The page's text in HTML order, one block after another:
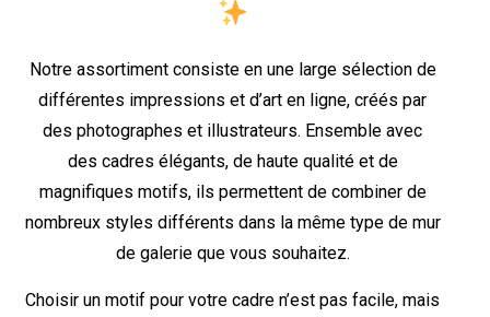
Notre assortiment consiste en une large sélection de
différentes impressions et d’art en ligne, créés par
des photographes et illustrateurs. Ensemble avec
des cadres élégants, de haute qualité et de
magnifiques motifs, ils permettent de combiner de
nombreux styles différents dans la même type de mur
de galerie que vous souhaitez.
Choisir un motif pour votre cadre n’est pas facile, mais